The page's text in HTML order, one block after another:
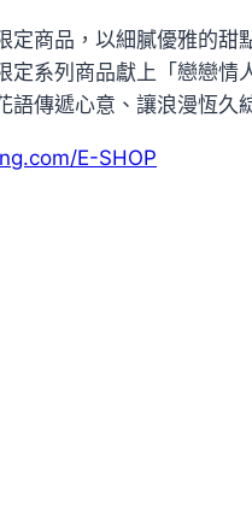
定商品，以細膩優雅的
定系列商品獻上「戀戀
傳遞心意、讓浪漫恆久
E-SHOP